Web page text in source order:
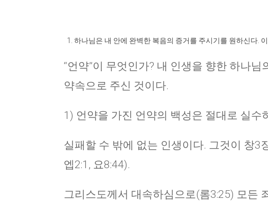
하나님은 내 안에 완벽한 복음의 증거를 주시기를 원하신다.
“언약”이 무엇인가? 내 인생을 향한 하나
약속으로 주신 것이다.
1) 언약을 가진 언약의 백성은 절대로 실수
실패할 수 밖에 없는 인생이다. 그것이 창3
엡2:1, 요8:44).
그리스도께서 대속하심으로(롬3:25) 모든